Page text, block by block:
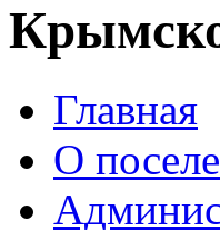
Главная
О